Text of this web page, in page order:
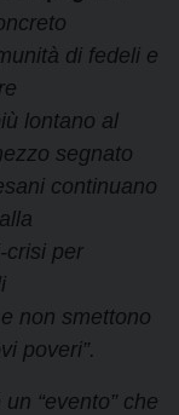
di fedeli e
lontano al
segnato
continuano
crisi per
non smettono
poveri”.
“evento” che